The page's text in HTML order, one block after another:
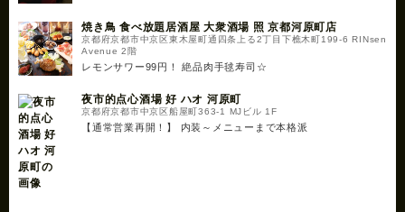
焼き鳥 食べ放題居酒屋 大衆酒場 照 京都河原町店
京都府京都市中京区東木屋町通四条上る2丁目下樵木町199-6 RINsen
Avenue 2階
レモンサワー99円！ 絶品肉手毬寿司☆
夜市的点心酒場 好 ハオ 河原町
京都府京都市中京区船屋町363-1 MJビル 1F
【通常営業再開！】 内装～メニューまで本格派